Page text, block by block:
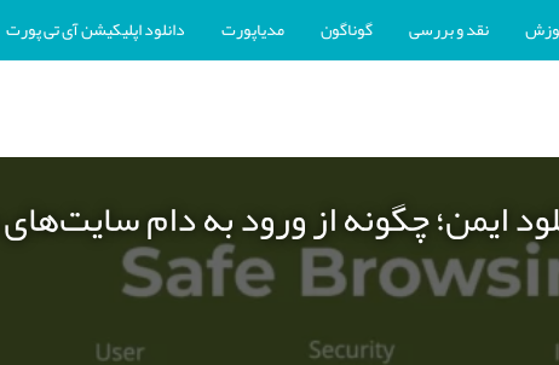
نقد و بررسی گوناگون مدیاپورت دانلود اپلیکیشن آی تی پورت
ایمن؛ چگونه از ورود به دام